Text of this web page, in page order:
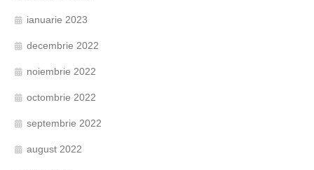
ianuarie 2023
decembrie 2022
noiembrie 2022
octombrie 2022
septembrie 2022
august 2022